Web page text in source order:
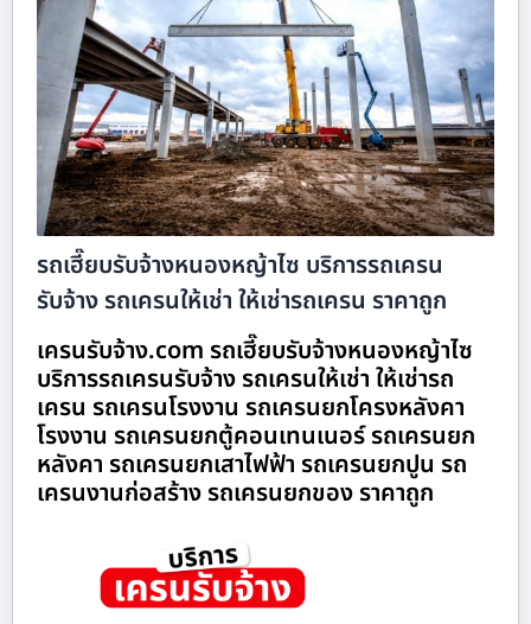
รถเฮี๊ยบรับจ้างหนองหญ้าไซ บริการรถเครน
รับจ้าง รถเครนให้เช่า ให้เช่ารถเครน ราคาถูก
เครนรับจ้าง.com รถเฮี๊ยบรับจ้างหนองหญ้าไซ
บริการรถเครนรับจ้าง รถเครนให้เช่า ให้เช่ารถ
เครน รถเครนโรงงาน รถเครนยกโครงหลังคา
โรงงาน รถเครนยกตู้คอนเทนเนอร์ รถเครนยก
หลังคา รถเครนยกเสาไฟฟ้า รถเครนยกปูน รถ
เครนงานก่อสร้าง รถเครนยกของ ราคาถูก